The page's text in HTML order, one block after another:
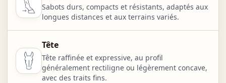
Sabots durs, compacts et résistants, adaptés aux
longues distances et aux terrains variés.
Tête
Tête raffinée et expressive, au profil
généralement rectiligne ou légèrement concave,
avec des traits fins.